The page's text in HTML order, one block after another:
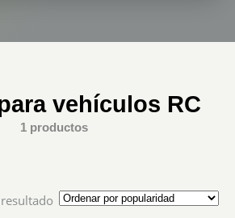
vehículos RC
1 productos